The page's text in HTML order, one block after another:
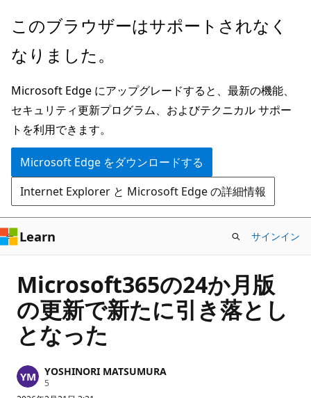
メ
ン
ン
テ
ン
ツ
に
ス
キ
ッ
プ
このブラウザーはサポートされなく
なりました。
Microsoft Edge にアップグレードすると、最新の機能、
セキュリティ更新プログラム、およびテクニカル サポー
トを利用できます。
Microsoft Edge をダウンロードする
Internet Explorer と Microsoft Edge の詳細情報
Learn サインイン
Microsoft365の24か月版
の更新で新たに引き落とし
となった
YOSHINORI MATSUMURA
5
価